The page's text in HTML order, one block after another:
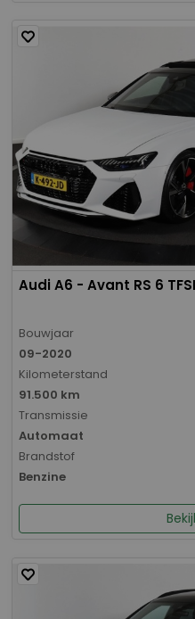
Audi A6 - Avant RS 6
Bouwjaar
09-2020
Kilometerstand
91.500 km
Transmissie
Automaat
Brandstof
Benzine